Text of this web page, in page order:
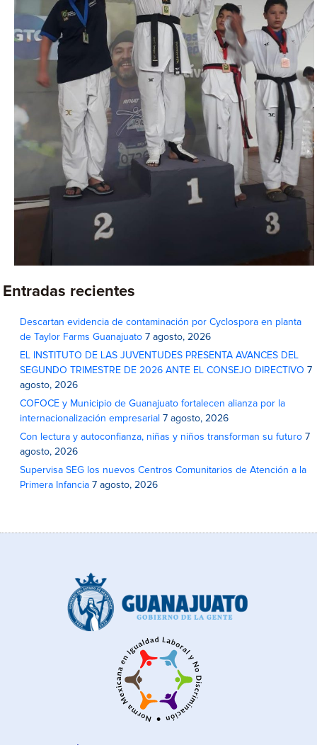
Entradas recientes
Descartan evidencia de contaminación por Cyclospora en planta
de Taylor Farms Guanajuato 7 agosto, 2026
EL INSTITUTO DE LAS JUVENTUDES PRESENTA AVANCES DEL
SEGUNDO TRIMESTRE DE 2026 ANTE EL CONSEJO DIRECTIVO 7
agosto, 2026
COFOCE y Municipio de Guanajuato fortalecen alianza por la
internacionalización empresarial 7 agosto, 2026
Con lectura y autoconfianza, niñas y niños transforman su futuro 7
agosto, 2026
Supervisa SEG los nuevos Centros Comunitarios de Atención a la
Primera Infancia 7 agosto, 2026